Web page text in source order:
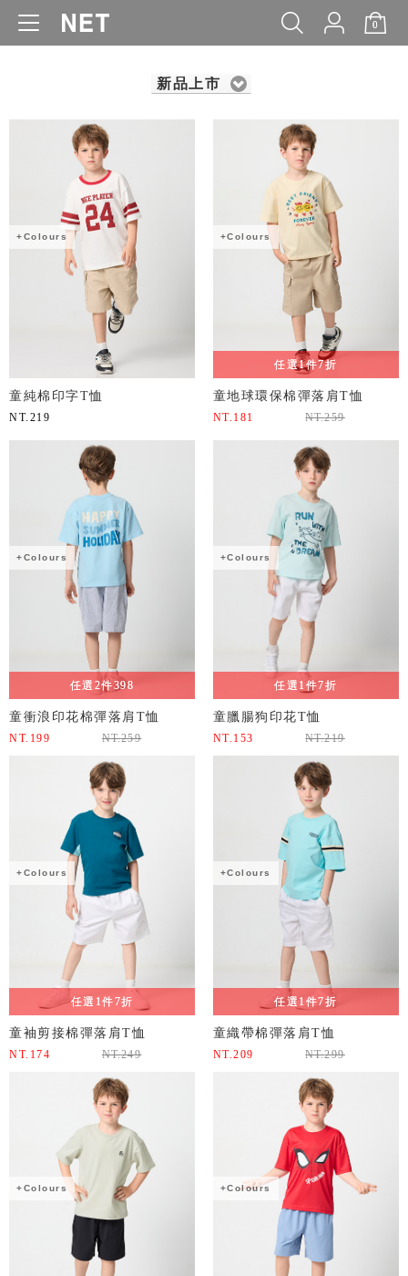
0
WOMEN MEN KIDS BABY
新品上市
+Colours
童純棉印字T恤
NT. 219
+Colours
任選1件7折
童地球環保棉彈落肩T恤
NT. 181 NT.259
+Colours
任選2件398
童衝浪印花棉彈落肩T恤
NT. 199 NT.259
+Colours
任選1件7折
童臘腸狗印花T恤
NT. 153 NT.219
+Colours
任選1件7折
童袖剪接棉彈落肩T恤
NT. 174 NT.249
+Colours
任選1件7折
童織帶棉彈落肩T恤
NT. 209 NT.299
+Colours +Colours